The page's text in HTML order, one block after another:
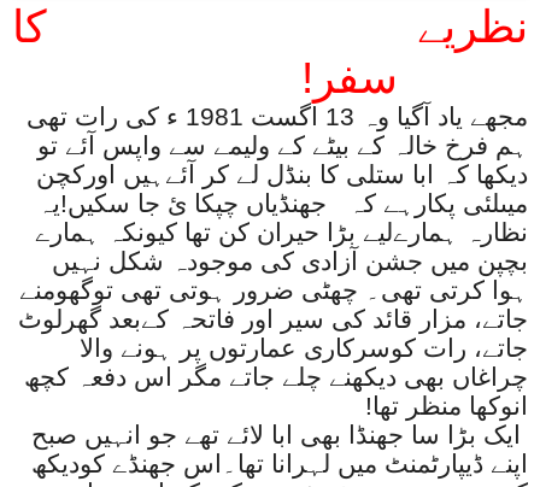
نظریے کا
سفر!
مجھے یاد آگیا وہ 13 اگست 1981 ء کی رات تھی
ہم فرخ خالہ کے بیٹے کے ولیمے سے واپس آئے تو
دیکھا کہ ابا ستلی کا بنڈل لے کر آئےہیں اورکچن
میںلئی پکارہے کہ جھنڈیاں چپکا ئ جا سکیں!یہ
نظارہ ہمارےلیے بڑا حیران کن تھا کیونکہ ہمارے
بچپن میں جشن آزادی کی موجودہ شکل نہیں
ہوا کرتی تھی۔ چھٹی ضرور ہوتی تھی توگھومنے
جاتے، مزار قائد کی سیر اور فاتحہ کےبعد گھرلوٹ
جاتے، رات کوسرکاری عمارتوں پر ہونے والا
چراغاں بھی دیکھنے چلے جاتے مگر اس دفعہ کچھ
انوکھا منظر تھا!
ایک بڑا سا جھنڈا بھی ابا لائے تھے جو انہیں صبح
اپنے ڈیپارٹمنٹ میں لہرانا تھا۔اس جھنڈے کودیکھ